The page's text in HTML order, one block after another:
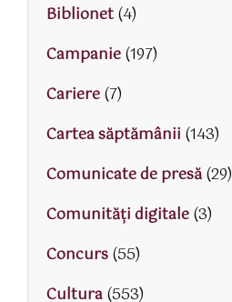
Biblionet(4)
Campanie(197)
Cariere(7)
Cartea săptămânii (143)
Comunicate de presă(29)
Comunități digitale(3)
Concurs(55)
Cultura(553)